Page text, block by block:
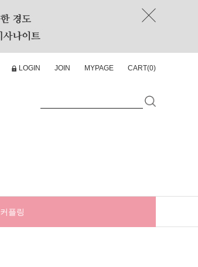
LOGIN JOIN MYPAGE CART(0)
커플링